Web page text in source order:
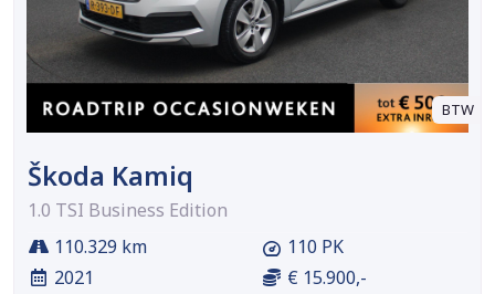
BTW
Škoda Kamiq
1.0 TSI Business Edition
110.329 km
2021
110 PK
€ 15.900,-